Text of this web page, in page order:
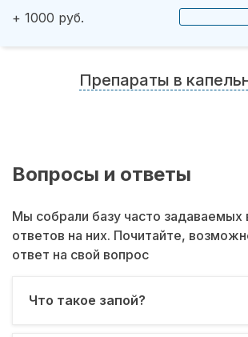
+ 1000 руб.
Препараты в
Вопросы и ответы
Мы собрали базу часто задаваемых
ответов на них. Почитайте,
ответ на свой вопрос
Что такое запой?